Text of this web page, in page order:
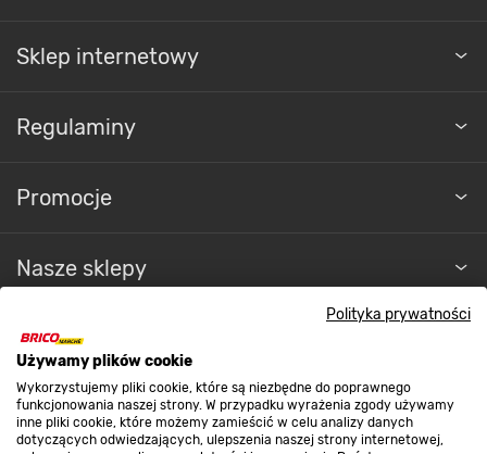
Polityka prywatności
Używamy plików cookie
Wykorzystujemy pliki cookie, które są niezbędne do poprawnego
funkcjonowania naszej strony. W przypadku wyrażenia zgody używamy
inne pliki cookie, które możemy zamieścić w celu analizy danych
dotyczących odwiedzających, ulepszenia naszej strony internetowej,
Sklep internetowy
Regulaminy
Promocje
Nasze sklepy
O nas
Kontakt do sklepu